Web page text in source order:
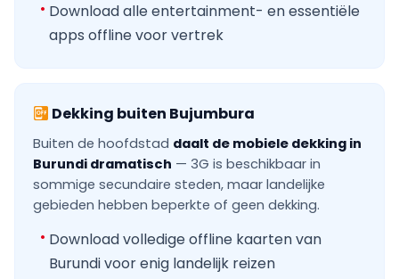
Download alle entertainment- en essentiële
apps offline voor vertrek
Dekking buiten Bujumbura
Buiten de hoofdstad daalt de mobiele dekking in
Burundi dramatisch — 3G is beschikbaar in
sommige secundaire steden, maar landelijke
gebieden hebben beperkte of geen dekking.
Download volledige offline kaarten van
Burundi voor enig landelijk reizen